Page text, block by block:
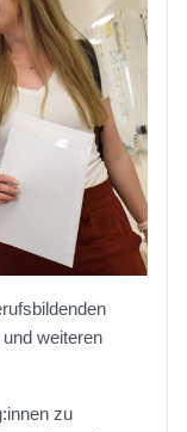
weiteren
zu